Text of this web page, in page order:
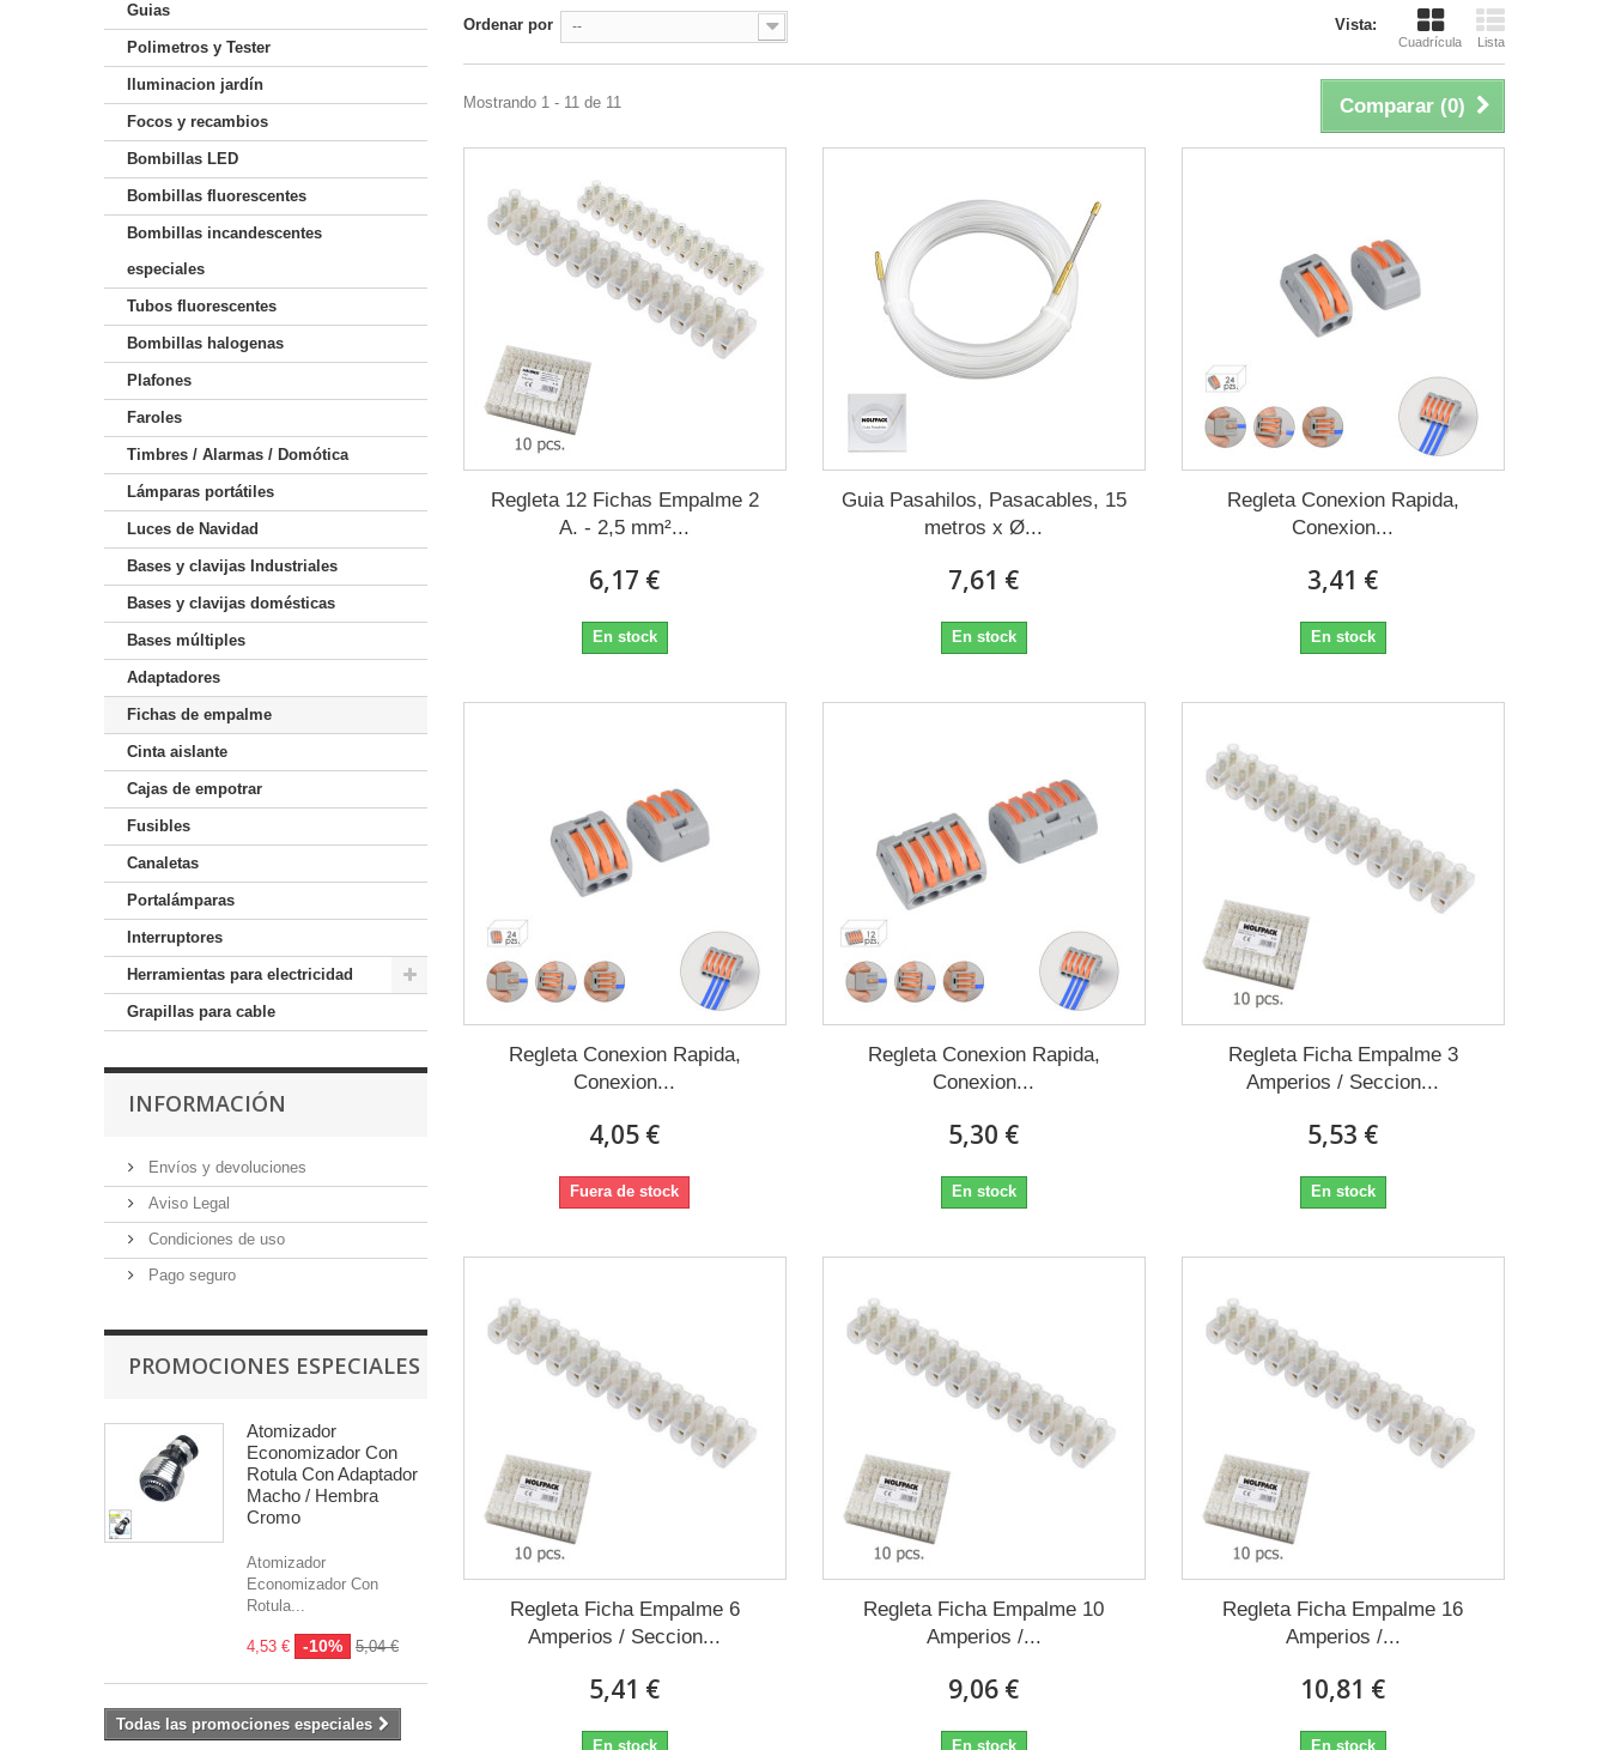
Guias
Polimetros y Tester
Iluminacion jardín
Focos y recambios
Bombillas LED
Bombillas fluorescentes
Bombillas incandescentes
especiales
Tubos fluorescentes
Bombillas halogenas
Plafones
Faroles
Timbres / Alarmas / Domótica
Lámparas portátiles
Luces de Navidad
Bases y clavijas Industriales
Bases y clavijas domésticas
Bases múltiples
Adaptadores
Fichas de empalme
Cinta aislante
Cajas de empotrar
Fusibles
Canaletas
Portalámparas
Interruptores
Herramientas para electricidad
Grapillas para cable
INFORMACIÓN
Envíos y devoluciones
Aviso Legal
Condiciones de uso
Pago seguro
PROMOCIONES ESPECIALES
Atomizador
Economizador Con
Rotula Con Adaptador
Macho / Hembra
Cromo
Atomizador
Economizador Con
Rotula...
4,53 € -10% 5,04 €
Todas las promociones especiales
Vista:
Cuadrícula Lista
Ordenar por --
Comparar (0)
Mostrando 1 - 11 de 11
Regleta 12 Fichas Empalme 2
A. - 2,5 mm²...
6,17 €
En stock
Guia Pasahilos, Pasacables, 15
metros x Ø...
7,61 €
En stock
Regleta Conexion Rapida,
Conexion...
3,41 €
En stock
Regleta Conexion Rapida,
Conexion...
4,05 €
Fuera de stock
Regleta Conexion Rapida,
Conexion...
5,30 €
En stock
Regleta Ficha Empalme 3
Amperios / Seccion...
5,53 €
En stock
Regleta Ficha Empalme 6
Amperios / Seccion...
5,41 €
En stock
Regleta Ficha Empalme 10
Amperios /...
9,06 €
En stock
Regleta Ficha Empalme 16
Amperios /...
10,81 €
En stock